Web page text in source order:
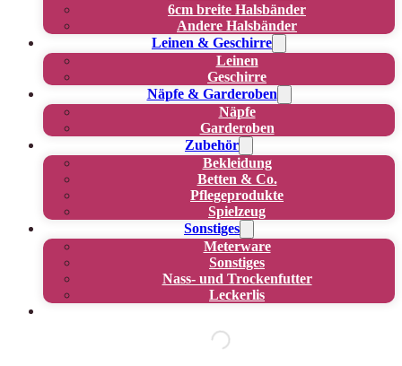
6cm breite Halsbänder
Andere Halsbänder
Leinen & Geschirre
Leinen
Geschirre
Näpfe & Garderoben
Näpfe
Garderoben
Zubehör
Bekleidung
Betten & Co.
Pflegeprodukte
Spielzeug
Sonstiges
Meterware
Sonstiges
Nass- und Trockenfutter
Leckerlis